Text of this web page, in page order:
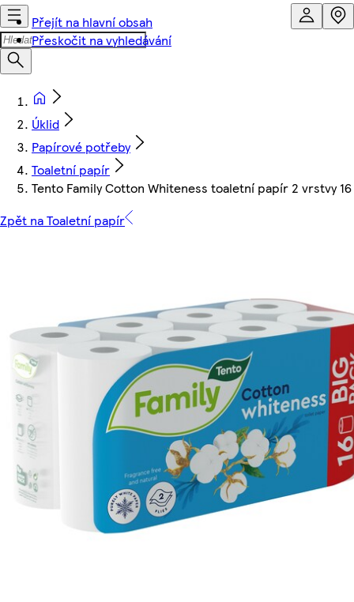
Přejít na hlavní obsah
Přeskočit na vyhledávání
Úklid
Papírové potřeby
Toaletní papír
Tento Family Cotton Whiteness toaletní papír 2 vrstvy
Zpět na Toaletní papír